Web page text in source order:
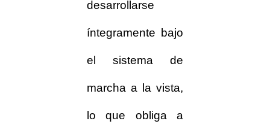
desarrollarse
íntegramente bajo
el sistema de
marcha a la vista,
lo que obliga a